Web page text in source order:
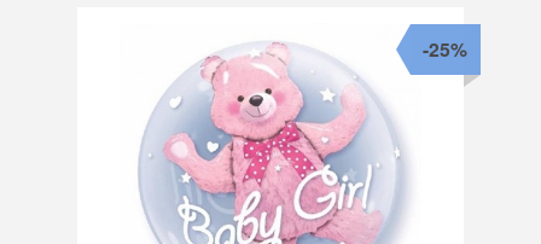
-25%